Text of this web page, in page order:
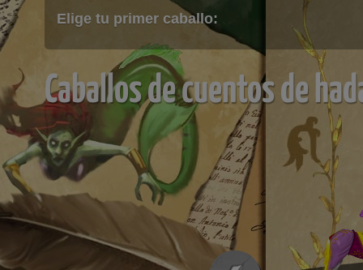
Elige tu primer caballo:
Caballos de cuentos de